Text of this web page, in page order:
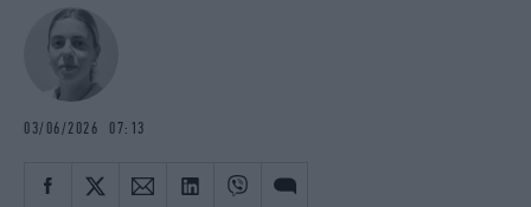
03/06/2026 07:13